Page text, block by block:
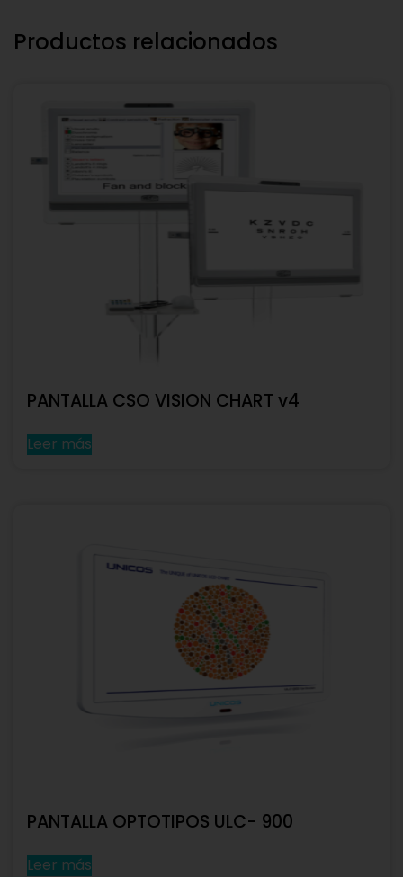
Productos relacionados
PANTALLA CSO VISION CHART v4
Leer más
PANTALLA OPTOTIPOS ULC- 900
Leer más